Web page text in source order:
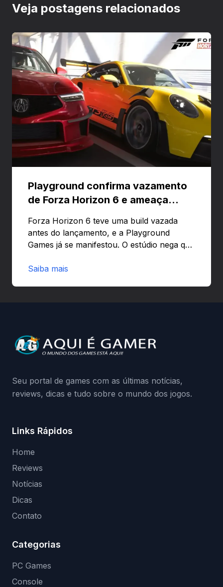
Veja postagens relacionados
Playground confirma vazamento
de Forza Horizon 6 e ameaça
Forza Horizon 6 teve uma build vazada
antes do lançamento, e a Playground
Games já se manifestou. O estúdio nega que
preload e avisa que quem usar versões não
da Playground: negação do preload,
medidas contra acessos não autorizados
Saiba mais
Seu portal de games com as últimas notícias,
reviews, dicas e tudo sobre o mundo dos jogos.
Links Rápidos
Home
Reviews
Notícias
Dicas
Contato
Categorias
PC Games
Console